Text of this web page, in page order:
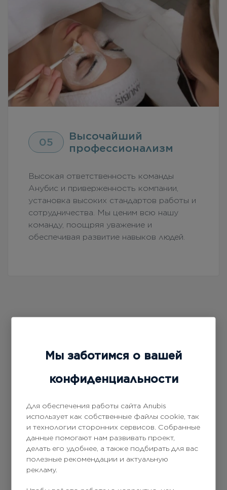
05
Высочайший
профессионализм
Высокая ответственность команды
Анубис и приверженность компании,
установка высоких стандартов работы и
сотрудничества. Мы ценим всю нашу
команду, поощряя уважение и
обеспечивая развитие навыков людей.
1982 год
Мы заботимся о вашей
конфиденциальности
Для обеспечения работы сайта Anubis
использует как собственные файлы cookie, так
и технологии сторонних сервисов. Собранные
данные помогают нам развивать проект,
делать его удобнее, а также подбирать для вас
полезные рекомендации и актуальную
рекламу.